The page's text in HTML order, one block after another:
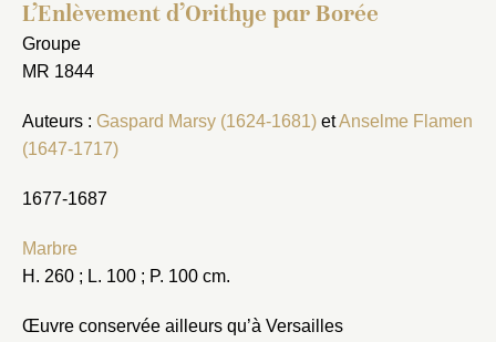
L’Enlèvement d’Orithye par Borée
Groupe
MR 1844
Auteurs : Gaspard Marsy (1624-1681) etAnselme Flamen
(1647-1717)
1677-1687
Marbre
H. 260 ; L. 100 ; P. 100 cm.
Œuvre conservée ailleurs qu’à Versailles